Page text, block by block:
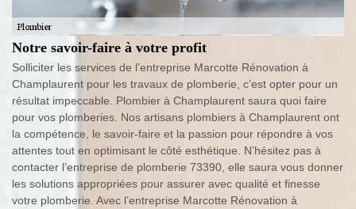
Notre savoir-faire à votre profit
Solliciter les services de l’entreprise Marcotte Rénovation à
Champlaurent pour les travaux de plomberie, c’est opter pour un
résultat impeccable. Plombier à Champlaurent saura quoi faire
pour vos plomberies. Nos artisans plombiers à Champlaurent ont
la compétence, le savoir-faire et la passion pour répondre à vos
attentes tout en optimisant le côté esthétique. N’hésitez pas à
contacter l’entreprise de plomberie 73390, elle saura vous donner
les solutions appropriées pour assurer avec qualité et finesse
votre plomberie. Avec l’entreprise Marcotte Rénovation à